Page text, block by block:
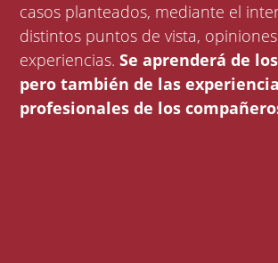
casos planteados, mediante el
distintos puntos de vista,
experiencias.Se aprenderá de
pero también de las
profesionales de los